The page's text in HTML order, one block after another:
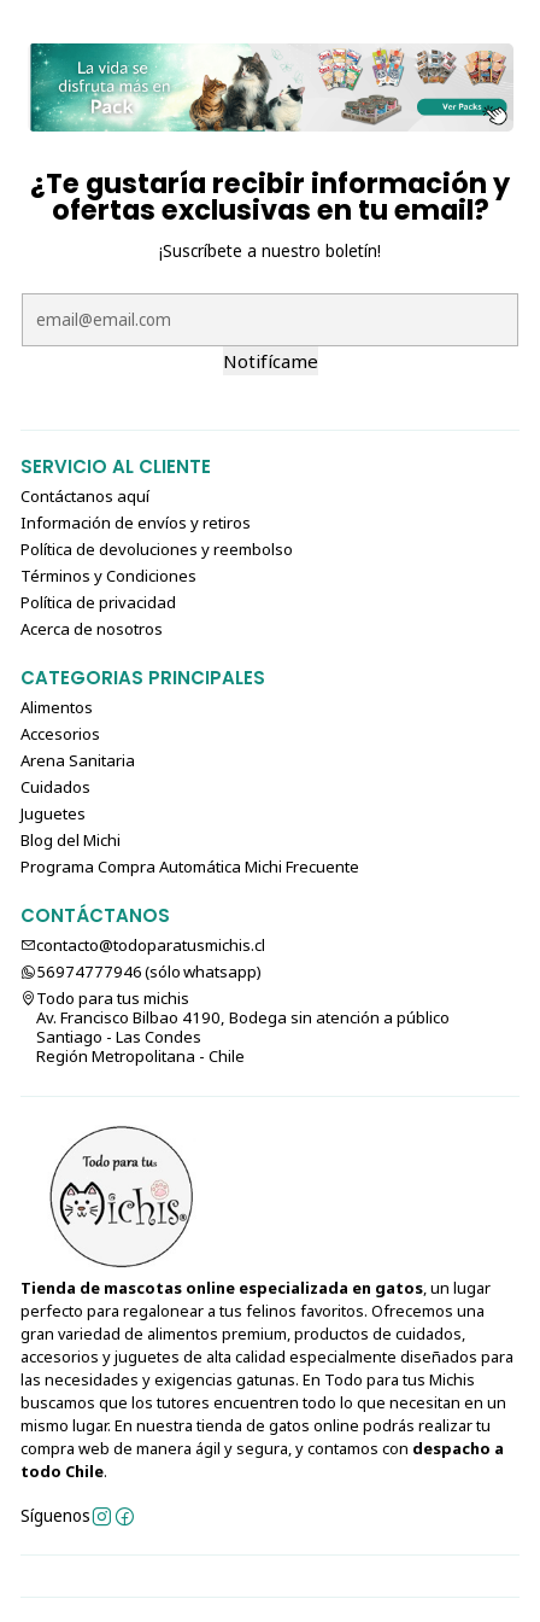
¿Te gustaría recibir información y
ofertas exclusivas en tu email?
¡Suscríbete a nuestro boletín!
Notifícame
SERVICIO AL CLIENTE
Contáctanos aquí
Información de envíos y retiros
Política de devoluciones y reembolso
Términos y Condiciones
Política de privacidad
Acerca de nosotros
CATEGORIAS PRINCIPALES
Alimentos
Accesorios
Arena Sanitaria
Cuidados
Juguetes
Blog del Michi
Programa Compra Automática Michi Frecuente
CONTÁCTANOS
contacto@todoparatusmichis.cl
56974777946 (sólo⁣⁣⁣⁣⁣​​​​​​​​​​​​​​​ whatsapp)
Todo para tus michis
Av. Francisco Bilbao 4190, Bodega sin atención a público
Santiago - Las Condes
Región Metropolitana - Chile
Tienda de mascotas online especializada en gatos, un lugar
perfecto para regalonear a tus felinos favoritos. Ofrecemos una
gran variedad de alimentos premium, productos de cuidados,
accesorios y juguetes de alta calidad especialmente diseñados para
las necesidades y exigencias gatunas. En Todo para tus Michis
buscamos que los tutores encuentren todo lo que necesitan en un
mismo lugar. En nuestra tienda de gatos online podrás realizar tu
compra web de manera ágil y segura, y contamos con despacho a
todo Chile.
Síguenos